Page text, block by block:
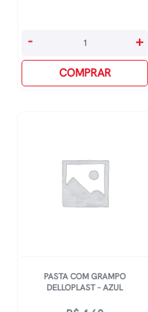
Plástico
Furos
quantidade
- +
COMPRAR
PASTA COM GRAMPO
DELLOPLAST – AZUL